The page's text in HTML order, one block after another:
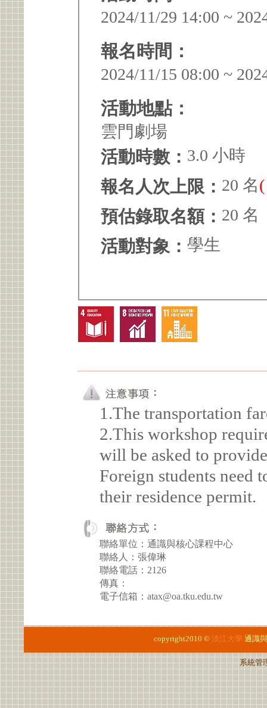
2024/11/29 14:00 ~
報名時間：
2024/11/15 08:00 ~
活動地點：
雲門劇場
活動時數： 3.0 小時
報名人次上限： 20 名
預估錄取名額： 20 名
活動對象： 學生
1.The transportation
2.This workshop
will be asked to
Foreign students need
their residence permit.
聯絡單位：通識與核心課程中心
聯絡人：張偉琳
聯絡電話：2126
傳真：
電子信箱：atax@oa.tku.edu.tw
copyright2010 © 淡江大學 通識
系統管